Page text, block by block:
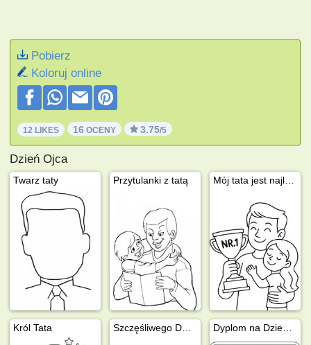
Pobierz
Koloruj online
12 LIKES 16 OCENY 3.75/5
Dzień Ojca
Twarz taty Przytulanki z tatą
Król Tata